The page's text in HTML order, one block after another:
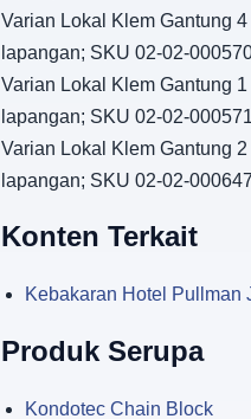
Varian Lokal Klem Gantung
lapangan; SKU 02-02-
Varian Lokal Klem Gantung
lapangan; SKU 02-02-
Varian Lokal Klem Gantung
lapangan; SKU 02-02-
Konten Terkait
Kebakaran Hotel Pullman
Produk Serupa
Kondotec Chain Block